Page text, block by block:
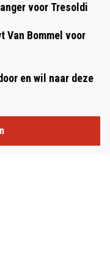
voor Tresoldi
Van Bommel voor
en wil naar deze